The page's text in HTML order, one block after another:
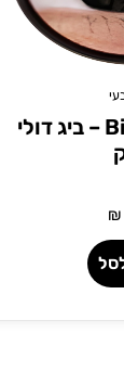
Big Dolly Black – ביג דולי
₪